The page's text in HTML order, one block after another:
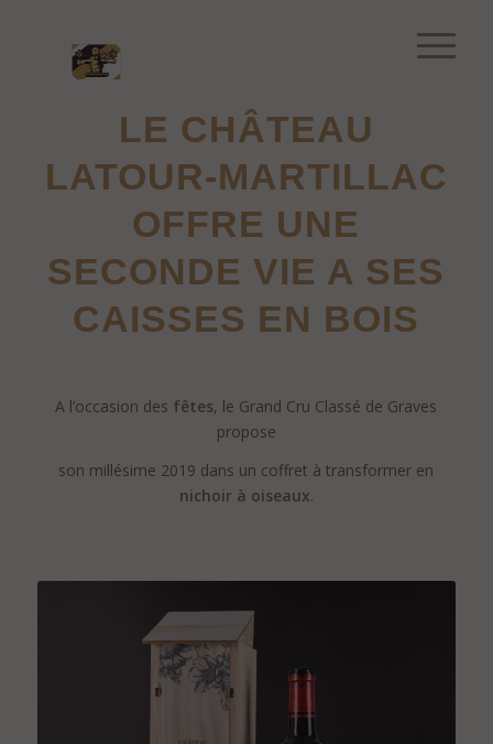
LE CHÂTEAU
LATOUR-MARTILLAC
OFFRE UNE
SECONDE VIE A SES
CAISSES EN BOIS
A l’occasion des fêtes, le Grand Cru Classé de Graves
propose
son millésime 2019 dans un coffret à transformer en
nichoir à oiseaux.